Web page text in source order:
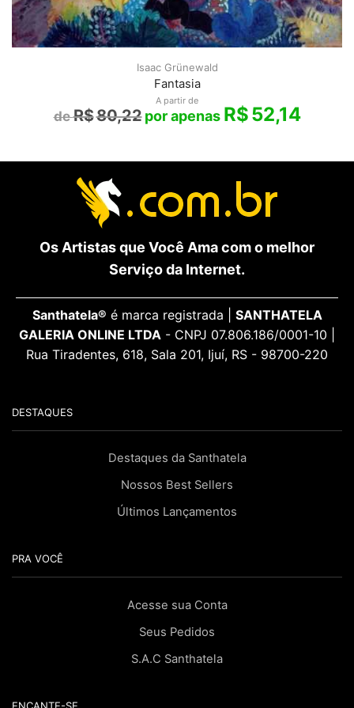
Isaac Grünewald
Fantasia
A partir de
R$80,22 R$52,14
Os Artistas que Você Ama com o melhor
Serviço da Internet.
Santhatela® é marca registrada | SANTHATELA
GALERIA ONLINE LTDA - CNPJ 07.806.186/0001-10 |
Rua Tiradentes, 618, Sala 201, Ijuí, RS - 98700-220
DESTAQUES
Destaques da Santhatela
Nossos Best Sellers
Últimos Lançamentos
PRA VOCÊ
Acesse sua Conta
Seus Pedidos
S.A.C Santhatela